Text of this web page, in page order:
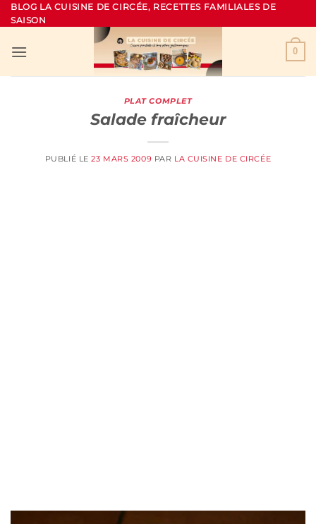
Passer
au
BLOG LA CUISINE DE CIRCÉE, RECETTES FAMILIALES DE
SAISON
0
PLAT COMPLET
Salade fraîcheur
PUBLIÉ LE23 MARS 2009 PAR LA CUISINE DE CIRCÉE